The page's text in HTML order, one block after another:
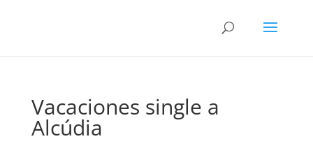
Vacaciones single a
Alcúdia